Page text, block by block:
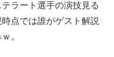
ラート選手の演技見る
点では誰がゲスト解説
。